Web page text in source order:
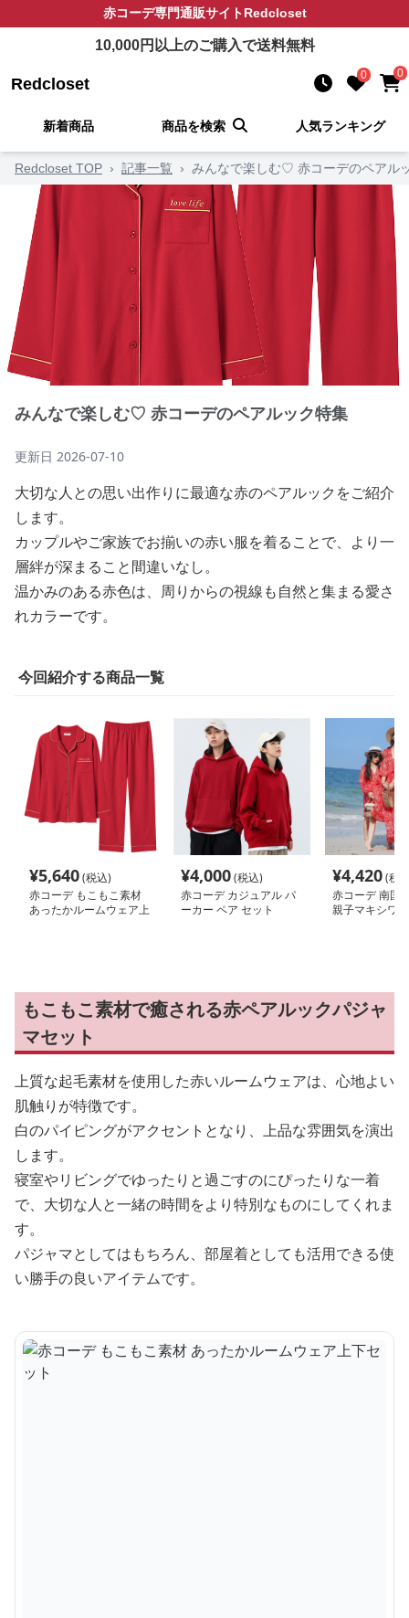
赤コーデ専門通販サイトRedcloset
10,000円以上のご購入で送料無料
Redcloset 0 0
新着商品 商品を検索 人気ランキング
Redcloset TOP › 記事一覧 › みんなで楽しむ♡ 赤コーデのペアル
みんなで楽しむ♡ 赤コーデのペアルック特集
更新日 2026-07-10
大切な人との思い出作りに最適な赤のペアルックをご紹介
します。
カップルやご家族でお揃いの赤い服を着ることで、より一
層絆が深まること間違いなし。
温かみのある赤色は、周りからの視線も自然と集まる愛さ
れカラーです。
今回紹介する商品一覧
¥5,640(税込)
赤コーデ もこもこ素材
あったかルームウェア上
¥4,000(税込)
赤コーデ カジュアル パ
ーカー ペア セット
¥4,420(税
赤コーデ 南国
親子マキシワ
もこもこ素材で癒される赤ペアルックパジャ
マセット
上質な起毛素材を使用した赤いルームウェアは、心地よい
肌触りが特徴です。
白のパイピングがアクセントとなり、上品な雰囲気を演出
します。
寝室やリビングでゆったりと過ごすのにぴったりな一着
で、大切な人と一緒の時間をより特別なものにしてくれま
す。
パジャマとしてはもちろん、部屋着としても活用できる使
い勝手の良いアイテムです。